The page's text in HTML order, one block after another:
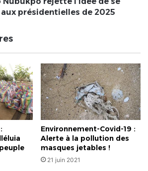
présidentielles de 2025
Environnement-Covid-19 :
Alerte à la pollution des
masques jetables !
21 juin 2021